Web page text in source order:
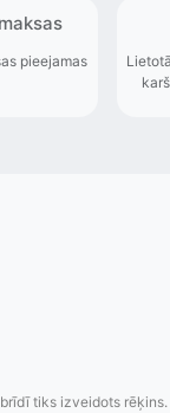
tiks izveidots rēķins.